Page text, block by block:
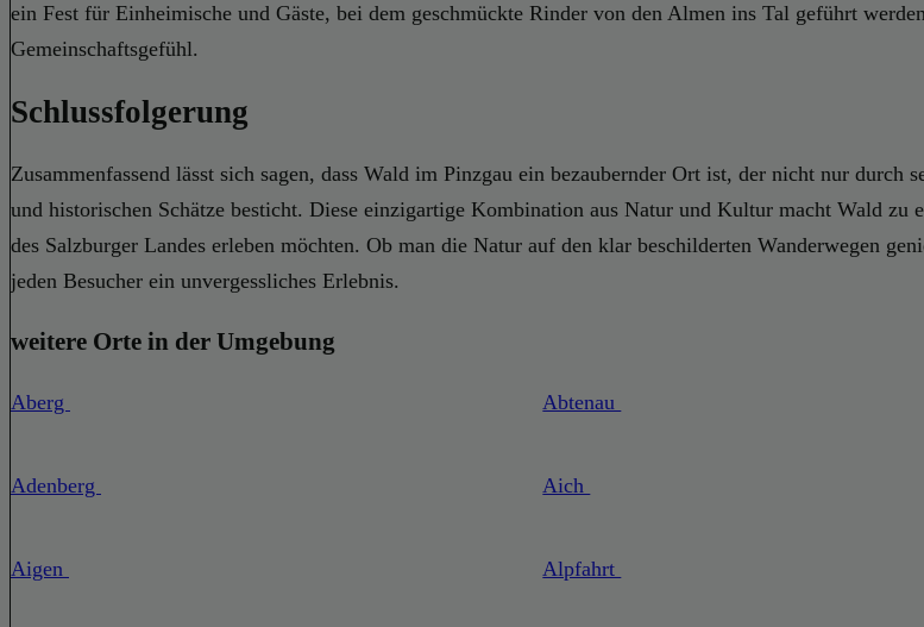
ein Fest für Einheimische und Gäste, bei dem geschmückte Rinder von den Almen ins Tal geführt
Gemeinschaftsgefühl.
Schlussfolgerung
Zusammenfassend lässt sich sagen, dass Wald im Pinzgau ein bezaubernder Ort ist, der nicht nur durch
und historischen Schätze besticht. Diese einzigartige Kombination aus Natur und Kultur macht Wald
des Salzburger Landes erleben möchten. Ob man die Natur auf den klar beschilderten Wanderwegen
jeden Besucher ein unvergessliches Erlebnis.
weitere Orte in der Umgebung
Aberg Abtenau
Adenberg Aich
Aigen Alpfahrt